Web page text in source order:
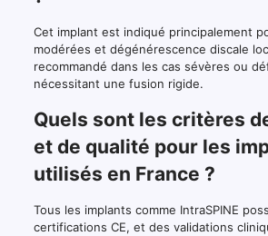
Cet implant est indiqué principalement
modérées et dégénérescence discale
recommandé dans les cas sévères ou
nécessitant une fusion rigide.
Quels sont les critères
et de qualité pour les
utilisés en France ?
Tous les implants comme IntraSPINE
certifications CE, et des validations